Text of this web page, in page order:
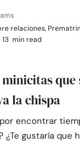
relaciones,
13 min read
minicitas
la chispa
encontrar
¿Te gustaría que